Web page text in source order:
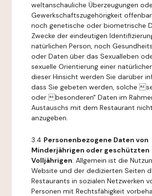
weltanschauliche Überzeugungen
Gewerkschaftszugehörigkeit
noch genetische oder biometrische
Zwecke der eindeutigen
natürlichen Person, noch
oder Daten über das Sexualleben
sexuelle Orientierung einer
dieser Hinsicht werden Sie darüber
dass Sie gebeten werden, solche
oder besonderen" Daten im
Austauschs mit dem Restaurant nicht
anzugeben.
3.4 Personenbezogene Daten von
Minderjährigen oder geschützten
Volljährigen: Allgemein ist die
Website und der dedizierten Seiten
Restaurants in sozialen Netzwerken
Personen mit Rechtsfähigkeit